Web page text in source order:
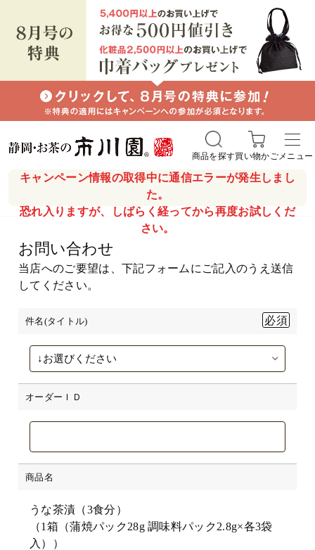
キャンペーン情報の取得中に通信エラーが発生しまし
た。
恐れ入りますが、しばらく経ってから再度お試しくだ
さい。
商品を探す買い物かごメニュー
お問い合わせ
当店へのご要望は、下記フォームにご記入のうえ送信
してください。
件名(タイトル)
オーダーＩＤ
商品名
うな茶漬（3食分）
（1箱（蒲焼パック28g 調味料パック2.8g×各3袋
入））